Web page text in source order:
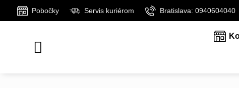
Pobočky Servis kuriérom Bratislava: 0940604040